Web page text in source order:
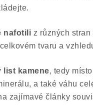
nafotili z různých
tvaru a
list kamene, tedy
a také váhu
zajímavé články